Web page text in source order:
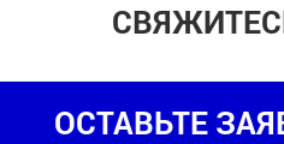
ОСТАВЬТЕ